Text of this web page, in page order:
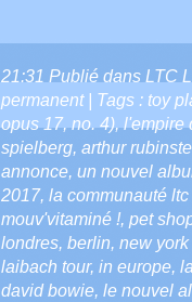
21:31 Publié dans LTC
permanent| Tags : toy
opus 17,no. 4),l'empire
spielberg, arthur
annonce, un nouvel
2017, la communauté
mouv'vitaminé !, pet
londres, berlin, new
laibach tour, in europe,
david bowie, le nouvel